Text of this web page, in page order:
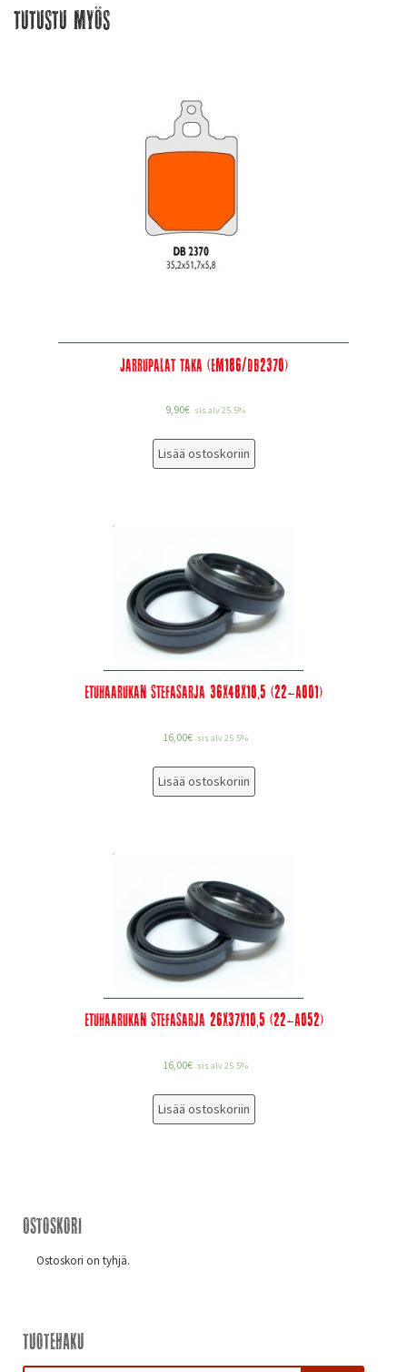
Tutustu myös
Jarrupalat taka (EM186/DB2370)
9,90€ sis alv 25.5%
Lisää ostoskoriin
Etuhaarukan stefasarja 36x48x10,5 (22-A001)
16,00€ sis alv 25.5%
Lisää ostoskoriin
Etuhaarukan stefasarja 26x37x10,5 (22-A052)
16,00€ sis alv 25.5%
Lisää ostoskoriin
Ostoskori
Ostoskori on tyhjä.
Tuotehaku